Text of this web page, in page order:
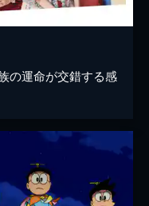
の運命が交錯する感